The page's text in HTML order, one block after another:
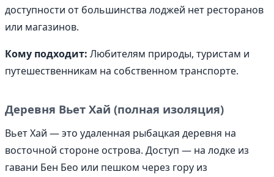
доступности от большинства лоджей нет ресторанов
или магазинов.
Кому подходит: Любителям природы, туристам и
путешественникам на собственном транспорте.
Деревня Вьет Хай (полная изоляция)
Вьет Хай — это удаленная рыбацкая деревня на
восточной стороне острова. Доступ — на лодке из
гавани Бен Бео или пешком через гору из